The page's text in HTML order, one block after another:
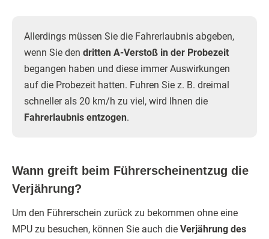
Allerdings müssen Sie die Fahrerlaubnis abgeben,
wenn Sie den dritten A-Verstoß in der Probezeit
begangen haben und diese immer Auswirkungen
auf die Probezeit hatten. Fuhren Sie z. B. dreimal
schneller als 20 km/h zu viel, wird Ihnen die
Fahrerlaubnis entzogen.
Wann greift beim Führerscheinentzug die
Verjährung?
Um den Führerschein zurück zu bekommen ohne eine
MPU zu besuchen, können Sie auch die Verjährung des